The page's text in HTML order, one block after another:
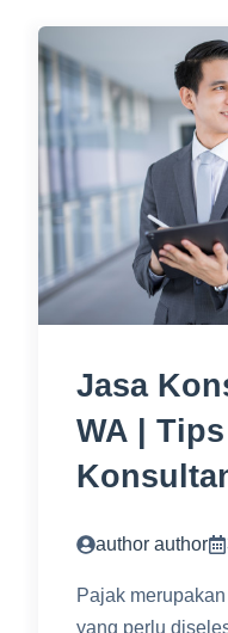
Jasa
WA |
author author
Pajak
yang perlu